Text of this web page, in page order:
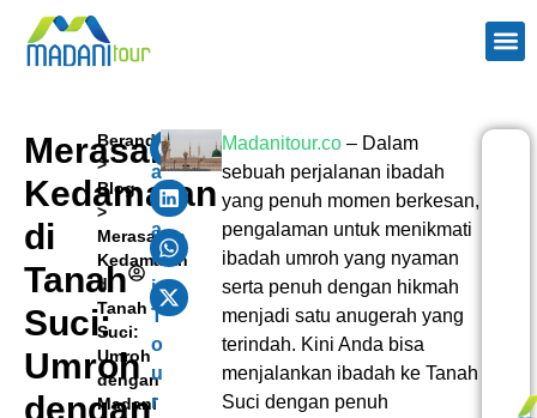
Merasakan
Kedamaian
di
Tanah
Suci:
Umroh
dengan
Beranda
>
Blog
>
Merasakan
Kedamaian
di
Tanah
Suci:
Umroh
dengan
Madani
M
a
d
a
n
i
T
o
u
r
Madanitour.co – Dalam
sebuah perjalanan ibadah
yang penuh momen berkesan,
pengalaman untuk menikmati
ibadah umroh yang nyaman
serta penuh dengan hikmah
menjadi satu anugerah yang
terindah. Kini Anda bisa
menjalankan ibadah ke Tanah
Suci dengan penuh